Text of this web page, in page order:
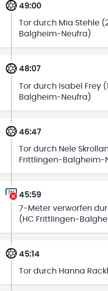
49:00
Tor durch Mia Stehle
Balgheim-Neufra)
48:07
Tor durch Isabel Frey
Balgheim-Neufra)
46:47
Tor durch Nele
Frittlingen-Balgheim-
45:59
7-Meter verworfen
(HC Frittlingen-
45:14
Tor durch Hanna